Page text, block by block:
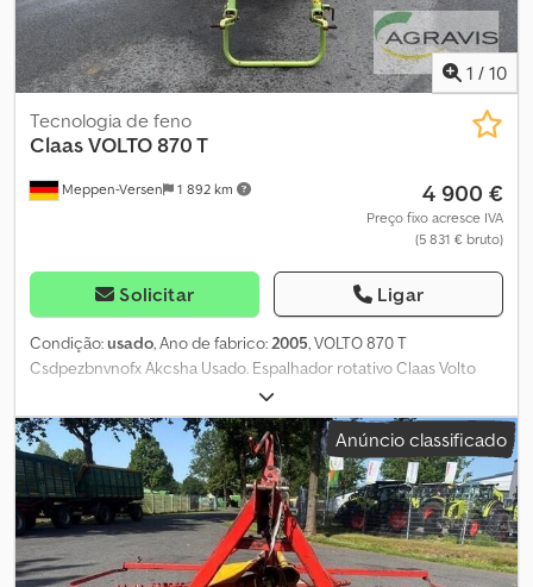
1 / 10
Meppen-Versen 1 892 km
Tecnologia de feno
ClaasVOLTO 870 T
4 900 €
Preço fixo acresce IVA
(5 831 € bruto)
Solicitar Ligar
Condição:usado, Ano de fabrico:2005, VOLTO 870 T
Csdpezbnvnofx Akcsha Usado. Espalhador rotativo Claas Volto
870 T. Dispositivo de elevação hidráulico. 8 braços rotativos, 6
unidades por rotor. Largura de trabalho: 8,70 m. Eixo de
transmissão. Velocidade máxima permitida: 25 km/h. Sistema de
suspensão hidráulico. Dispositivo de segurança contra perda de
hastes. Iluminação e painéis de sinalização.
Anúncio classificado